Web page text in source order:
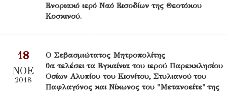
Ενοριακό ιερό Ναό Εισοδίων της Θεοτόκου
Κοσκινού.
18
ΝΟΕ
2018
Ο Σεβασμιώτατος Μητροπολίτης
θα τελέσει τα Εγκαίνια του ιερού Παρεκκλησίου
Οσίων Αλυπίου του Κιονίτου, Στυλιανού του
Παφλαγόνος και Νίκωνος του "Μετανοείτε" της